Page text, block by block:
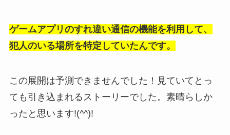
ゲームアプリのすれ違い通信の機能を利用して、
犯人のいる場所を特定していたんです。
この展開は予測できませんでした！見ていてとっ
ても引き込まれるストーリーでした。素晴らしか
ったと思います!(^^)!